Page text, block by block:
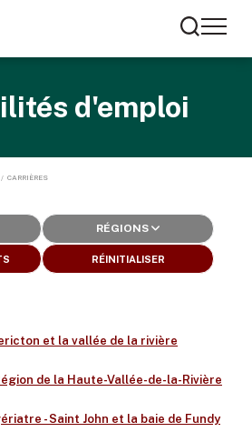
d'emploi
/ CARRIÈRES
RÉGIONS
RÉINITIALISER
et la vallée de la rivière
de la Haute-Vallée-de-la-Rivière
- Saint John et la baie de Fundy